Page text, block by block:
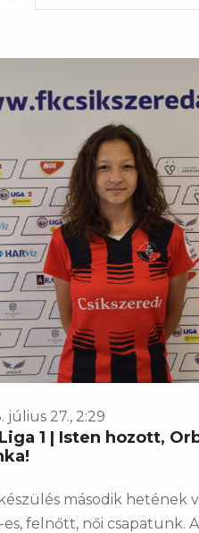
július 27., 2:29
1 | Isten hozott,
második hetének
es, felnőtt, női csapatunk.